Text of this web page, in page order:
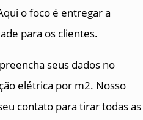
o foco é entregar a
para os clientes.
seus dados no
elétrica por m2. Nosso
contato para tirar todas as